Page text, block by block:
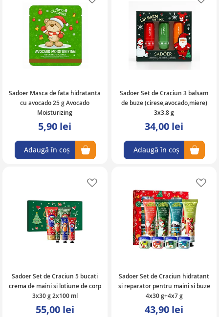
Sadoer Masca de fata hidratanta
cu avocado 25 g Avocado
Moisturizing
5,90 lei
Adaugă în coș
Sadoer Set de Craciun 3 balsam
de buze (cirese,avocado,miere)
3x3.8 g
34,00 lei
Adaugă în coș
Sadoer Set de Craciun 5 bucati
crema de maini si lotiune de corp
3x30 g 2x100 ml
55,00 lei
Sadoer Set de Craciun hidratant
si reparator pentru maini si buze
4x30 g+4x7 g
43,90 lei